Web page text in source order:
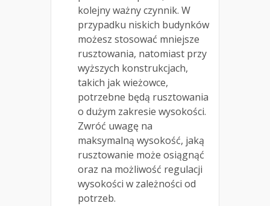
kolejny ważny czynnik. W
przypadku niskich budynków
możesz stosować mniejsze
rusztowania, natomiast przy
wyższych konstrukcjach,
takich jak wieżowce,
potrzebne będą rusztowania
o dużym zakresie wysokości.
Zwróć uwagę na
maksymalną wysokość, jaką
rusztowanie może osiągnąć
oraz na możliwość regulacji
wysokości w zależności od
potrzeb.